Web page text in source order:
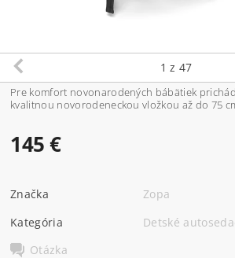
1 z 47
Pre komfort novonarodených bábätiek
kvalitnou novorodeneckou vložkou až do 75
145 €
Značka
Zopa
Kategória
Detské
Otázka